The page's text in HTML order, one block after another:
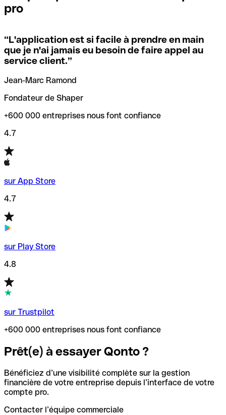
locales.
Si vous n'êtes pas sûr du code SWIFT que vous devriez
utiliser, nous avons développé un outil de recherche de
codes SWIFT par nom de banque.
vérification/recherche de codes SWIFT. Ainsi, vous pouvez
trouver et vérifier vos codes SWIFT avant de réaliser vos
transferts d’argent.
pro
“L'application est si facile à prendre en main
que je n'ai jamais eu besoin de faire appel au
service client.”
Jean-Marc Ramond
Fondateur de Shaper
+600 000 entreprises nous font confiance
4.7
sur App Store
4.7
sur Play Store
4.8
sur Trustpilot
+600 000 entreprises nous font confiance
Prêt(e) à essayer Qonto ?
Bénéficiez d’une visibilité complète sur la gestion
financière de votre entreprise depuis l’interface de votre
compte pro.
Contacter l’équipe commerciale